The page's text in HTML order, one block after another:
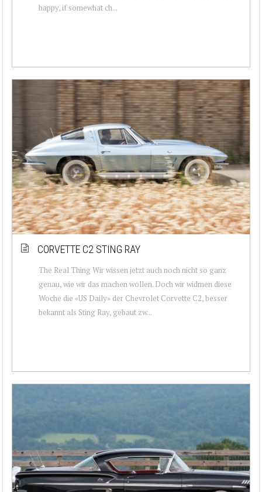
happy, if somewhat ch...
CORVETTE C2 STING RAY
The Real Thing Wir wissen jetzt auch noch nicht so ganz
genau, wie wir das machen wollen. Doch wir widmen diese
Woche die «US Daily» der Chevrolet Corvette C2, besser
bekannt als Sting Ray, gebaut zw...